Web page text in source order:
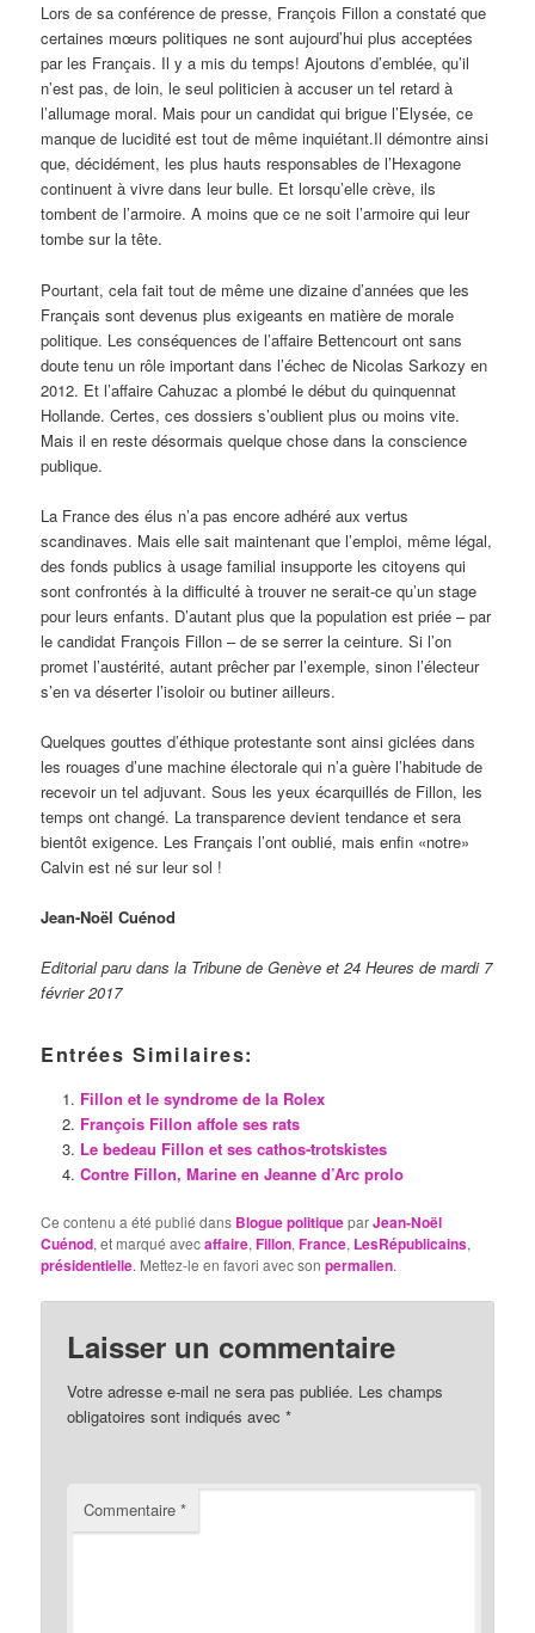
Lors de sa conférence de presse, François Fillon a constaté que
certaines mœurs politiques ne sont aujourd’hui plus acceptées
par les Français. Il y a mis du temps! Ajoutons d’emblée, qu’il
n’est pas, de loin, le seul politicien à accuser un tel retard à
l’allumage moral. Mais pour un candidat qui brigue l’Elysée, ce
manque de lucidité est tout de même inquiétant.Il démontre ainsi
que, décidément, les plus hauts responsables de l’Hexagone
continuent à vivre dans leur bulle. Et lorsqu’elle crève, ils
tombent de l’armoire. A moins que ce ne soit l’armoire qui leur
tombe sur la tête.
Pourtant, cela fait tout de même une dizaine d’années que les
Français sont devenus plus exigeants en matière de morale
politique. Les conséquences de l’affaire Bettencourt ont sans
doute tenu un rôle important dans l’échec de Nicolas Sarkozy en
2012. Et l’affaire Cahuzac a plombé le début du quinquennat
Hollande. Certes, ces dossiers s’oublient plus ou moins vite.
Mais il en reste désormais quelque chose dans la conscience
publique.
La France des élus n’a pas encore adhéré aux vertus
scandinaves. Mais elle sait maintenant que l’emploi, même légal,
des fonds publics à usage familial insupporte les citoyens qui
sont confrontés à la difficulté à trouver ne serait-ce qu’un stage
pour leurs enfants. D’autant plus que la population est priée – par
le candidat François Fillon ­– de se serrer la ceinture. Si l’on
promet l’austérité, autant prêcher par l’exemple, sinon l’électeur
s’en va déserter l’isoloir ou butiner ailleurs.
Quelques gouttes d’éthique protestante sont ainsi giclées dans
les rouages d’une machine électorale qui n’a guère l’habitude de
recevoir un tel adjuvant. Sous les yeux écarquillés de Fillon, les
temps ont changé. La transparence devient tendance et sera
bientôt exigence. Les Français l’ont oublié, mais enfin «notre»
Calvin est né sur leur sol !
Jean-Noël Cuénod
Editorial paru dans la Tribune de Genève et 24 Heures de mardi 7
février 2017
Entrées Similaires:
Fillon et le syndrome de la Rolex
François Fillon affole ses rats
Le bedeau Fillon et ses cathos-trotskistes
Contre Fillon, Marine en Jeanne d’Arc prolo
Ce contenu a été publié dans Blogue politiqueparJean-Noël
Cuénod, et marqué avecaffaire,Fillon,France, LesRépublicains,
présidentielle. Mettez-le en favori avec sonpermalien.
Laisser un commentaire
Votre adresse e-mail ne sera pas publiée. Les champs
obligatoires sont indiqués avec*
Commentaire*